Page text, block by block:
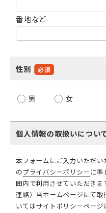
番地など
性別 必須
男 女
個人情報の取扱いについ
本フォームにご入力いただ
のプライバシーポリシーに準
囲内で利用させていただき
連絡〉当ホームページにて
いてはサイトポリシーページ